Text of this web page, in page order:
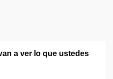
a ver lo que ustedes